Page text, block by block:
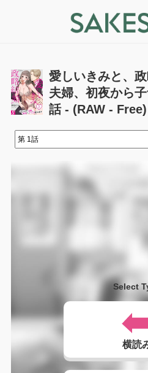
愛しいきみと、
夫婦、初夜から
話 - (RAW - Free)
Select
横読